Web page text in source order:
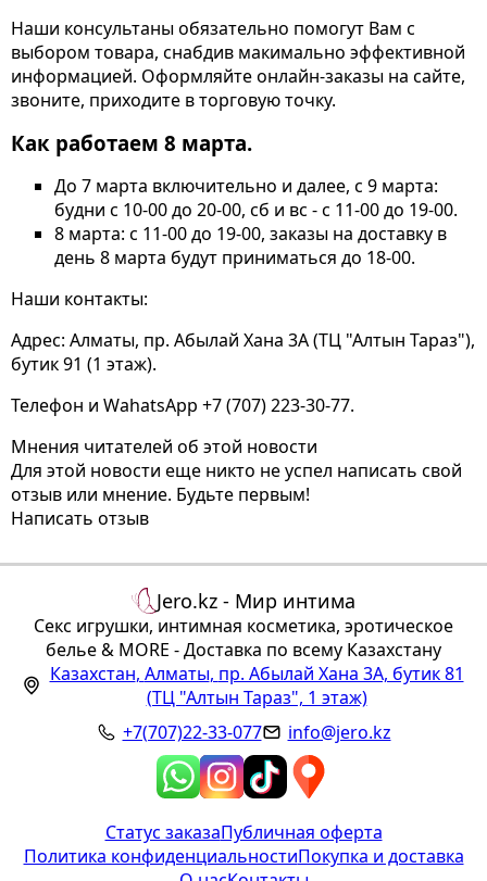
Наши консультаны обязательно помогут Вам с
выбором товара, снабдив макимально эффективной
информацией. Оформляйте онлайн-заказы на сайте,
звоните, приходите в торговую точку.
Как работаем 8 марта.
До 7 марта включительно и далее, с 9 марта:
будни с 10-00 до 20-00, сб и вс - с 11-00 до 19-00.
8 марта: с 11-00 до 19-00, заказы на доставку в
день 8 марта будут приниматься до 18-00.
Наши контакты:
Адрес: Алматы, пр. Абылай Хана 3А (ТЦ "Алтын Тараз"),
бутик 91 (1 этаж).
Телефон и WahatsApp +7 (707) 223-30-77.
Мнения читателей об этой новости
Для этой новости еще никто не успел написать свой
отзыв или мнение. Будьте первым!
Написать отзыв
Jero.kz - Мир интима
Секс игрушки, интимная косметика, эротическое
белье & MORE - Доставка по всему Казахстану
Казахстан, Алматы, пр. Абылай Хана 3А, бутик 81
(ТЦ "Алтын Тараз", 1 этаж)
+7(707)22-33-077
info@jero.kz
Статус заказаПубличная оферта
Политика конфиденциальностиПокупка и доставка